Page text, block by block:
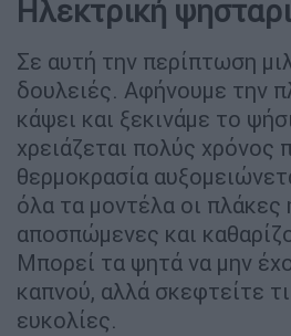
Ηλεκτρική
Σε αυτή την περίπτωση
δουλειές. Αφήνουμε την
κάψει και ξεκινάμε το
χρειάζεται πολύς χρόνος
θερμοκρασία
όλα τα μοντέλα οι πλάκες
αποσπώμενες και
Μπορεί τα ψητά να μην
καπνού, αλλά σκεφτείτε
ευκολίες.